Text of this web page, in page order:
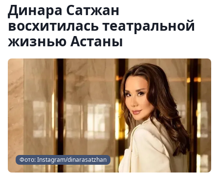
Динара Сатжан
восхитилась театральной
жизнью Астаны
Фото: Instagram/dinarasatzhan